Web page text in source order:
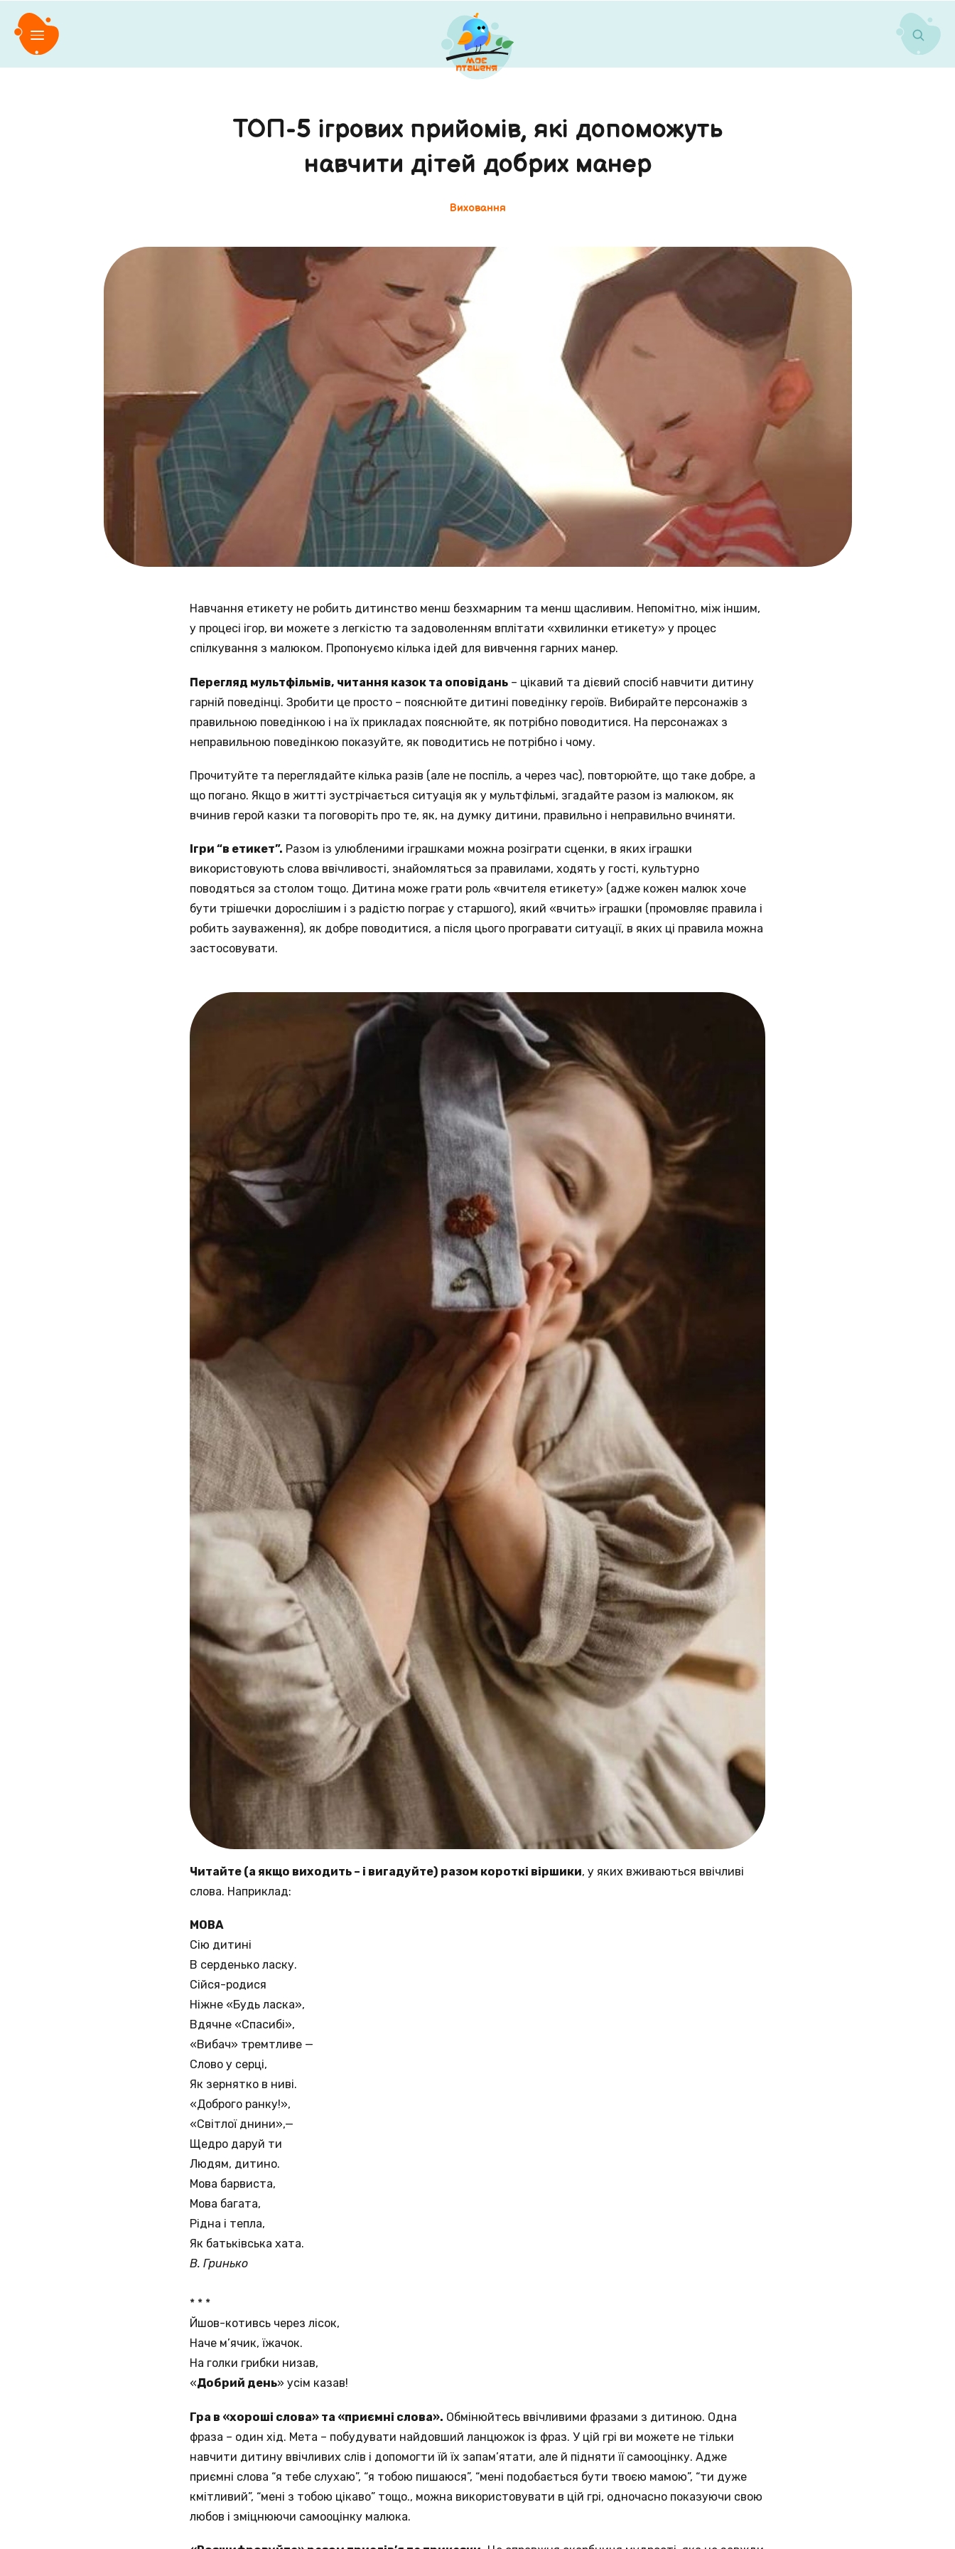
ТОП-5 ігрових прийомів, які допоможуть
навчити дітей добрих манер
Виховання
Навчання етикету не робить дитинство менш безхмарним та менш щасливим. Непомітно, між іншим,
у процесі ігор, ви можете з легкістю та задоволенням вплітати «хвилинки етикету» у процес
спілкування з малюком. Пропонуємо кілька ідей для вивчення гарних манер.
Перегляд мультфільмів, читання казок та оповідань – цікавий та дієвий спосіб навчити дитину
гарній поведінці. Зробити це просто – пояснюйте дитині поведінку героїв. Вибирайте персонажів з
правильною поведінкою і на їх прикладах пояснюйте, як потрібно поводитися. На персонажах з
неправильною поведінкою показуйте, як поводитись не потрібно і чому.
Прочитуйте та переглядайте кілька разів (але не поспіль, а через час), повторюйте, що таке добре, а
що погано. Якщо в житті зустрічається ситуація як у мультфільмі, згадайте разом із малюком, як
вчинив герой казки та поговоріть про те, як, на думку дитини, правильно і неправильно вчиняти.
Ігри “в етикет”. Разом із улюбленими іграшками можна розіграти сценки, в яких іграшки
використовують слова ввічливості, знайомляться за правилами, ходять у гості, культурно
поводяться за столом тощо. Дитина може грати роль «вчителя етикету» (адже кожен малюк хоче
бути трішечки дорослішим і з радістю пограє у старшого), який «вчить» іграшки (промовляє правила і
робить зауваження), як добре поводитися, а після цього програвати ситуації, в яких ці правила можна
застосовувати.
Читайте (а якщо виходить – і вигадуйте) разом короткі віршики, у яких вживаються ввічливі
слова. Наприклад:
МОВА
Сію дитині
В серденько ласку.
Сійся-родися
Ніжне «Будь ласка»,
Вдячне «Спасибі»,
«Вибач» тремтливе —
Слово у серці,
Як зернятко в ниві.
«Доброго ранку!»,
«Світлої днини»,—
Щедро даруй ти
Людям, дитино.
Мова барвиста,
Мова багата,
Рідна і тепла,
Як батьківська хата.
В. Гринько
* * *
Йшов-котивсь через лісок,
Наче м’ячик, їжачок.
На голки грибки низав,
«Добрий день» усім казав!
Гра в «хороші слова» та «приємні слова». Обмінюйтесь ввічливими фразами з дитиною. Одна
фраза – один хід. Мета – побудувати найдовший ланцюжок із фраз. У цій грі ви можете не тільки
навчити дитину ввічливих слів і допомогти їй їх запам’ятати, але й підняти її самооцінку. Адже
приємні слова “я тебе слухаю”, “я тобою пишаюся”, “мені подобається бути твоєю мамою”, “ти дуже
кмітливий”, “мені з тобою цікаво” тощо., можна використовувати в цій грі, одночасно показуючи свою
любов і зміцнюючи самооцінку малюка.